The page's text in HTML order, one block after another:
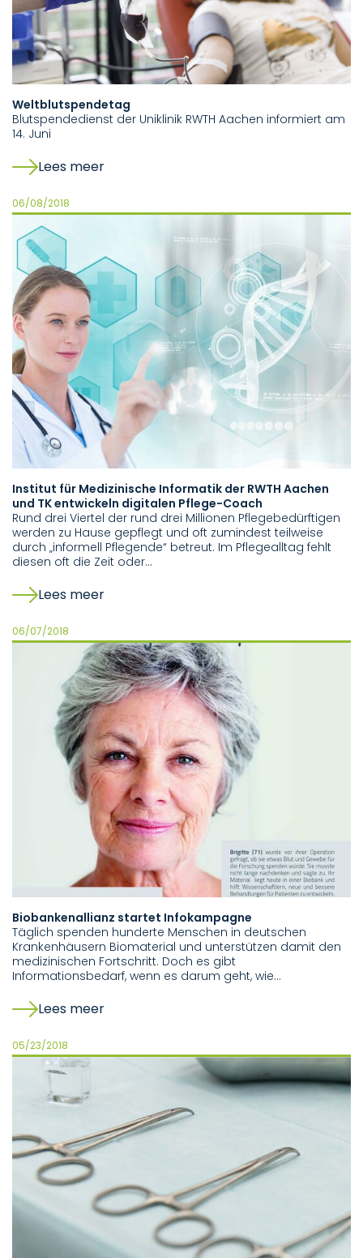
Weltblutspendetag
Blutspendedienst der Uniklinik RWTH Aachen informiert am
14. Juni
Lees meer
06/08/2018
Institut für Medizinische Informatik der RWTH Aachen
und TK entwickeln digitalen Pflege-Coach
Rund drei Viertel der rund drei Millionen Pflegebedürftigen
werden zu Hause gepflegt und oft zumindest teilweise
durch „informell Pflegende“ betreut. Im Pflegealltag fehlt
diesen oft die Zeit oder…
Lees meer
06/07/2018
Biobankenallianz startet Infokampagne
Täglich spenden hunderte Menschen in deutschen
Krankenhäusern Biomaterial und unterstützen damit den
medizinischen Fortschritt. Doch es gibt
Informationsbedarf, wenn es darum geht, wie…
Lees meer
05/23/2018